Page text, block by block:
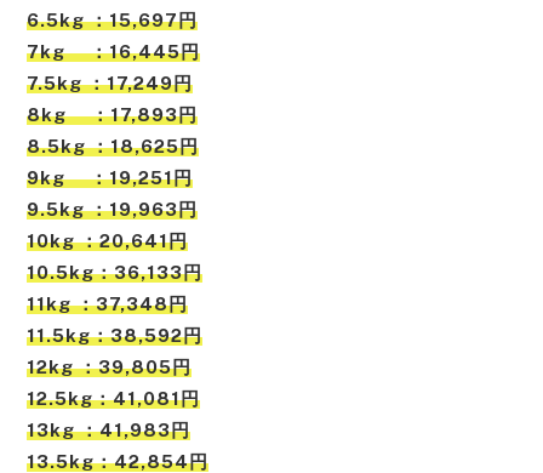
6.5kg ：15,697円
7kg ：16,445円
7.5kg ：17,249円
8kg ：17,893円
8.5kg ：18,625円
9kg ：19,251円
9.5kg ：19,963円
10kg ：20,641円
10.5kg：36,133円
11kg ：37,348円
11.5kg：38,592円
12kg ：39,805円
12.5kg：41,081円
13kg ：41,983円
13.5kg：42,854円